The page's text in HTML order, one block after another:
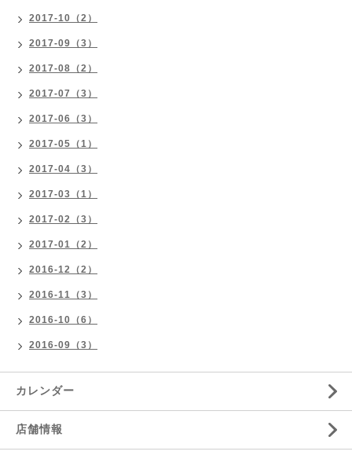
2017-10（2）
2017-09（3）
2017-08（2）
2017-07（3）
2017-06（3）
2017-05（1）
2017-04（3）
2017-03（1）
2017-02（3）
2017-01（2）
2016-12（2）
2016-11（3）
2016-10（6）
2016-09（3）
カレンダー
店舗情報